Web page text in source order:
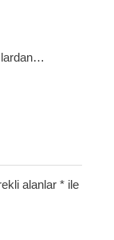
alanlar * ile